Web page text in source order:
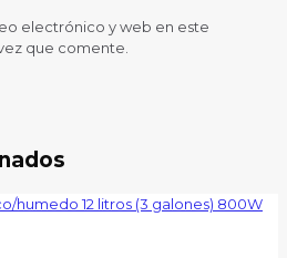
electrónico y web en este
que comente.